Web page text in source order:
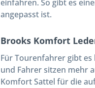
einfahren. So gibt es
angepasst ist.
Brooks Komfort
Für Tourenfahrer gibt
und Fahrer sitzen mehr
Komfort Sattel für die